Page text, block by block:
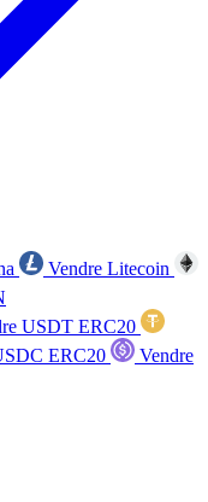
Vendre Litecoin
USDT ERC20
ERC20
Vendre